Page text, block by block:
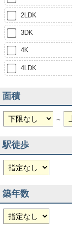
2LDK
3DK
4K
4LDK
面積
～
駅徒歩
築年数